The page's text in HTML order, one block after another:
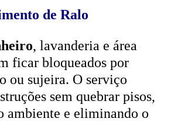
de Ralo
, lavanderia e área
ficar bloqueados por
ou sujeira. O serviço
sem quebrar pisos,
ambiente e eliminando o